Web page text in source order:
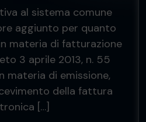
al sistema comune
aggiunto per quanto
materia di fatturazione
3 aprile 2013, n. 55
materia di emissione,
della fattura
[…]